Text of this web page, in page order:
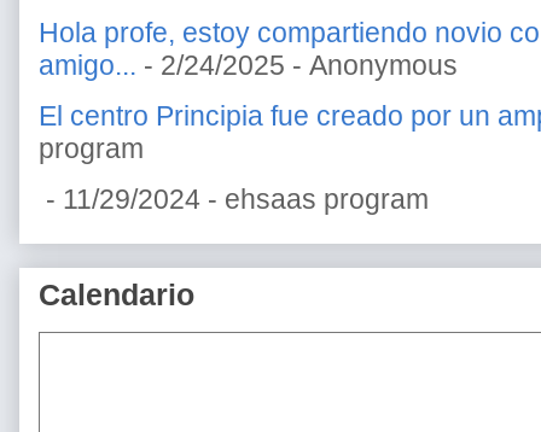
Hola profe, estoy compartiendo novio
amigo... - 2/24/2025 - Anonymous
El centro Principia fue creado por un
program
- 11/29/2024 - ehsaas program
Calendario